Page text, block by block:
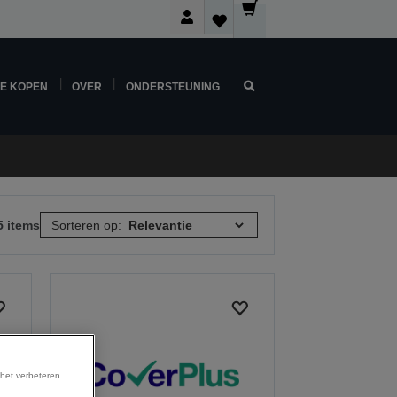
KOPEN OVER ONDERSTEUNING
items Sorteren op:
verbeteren